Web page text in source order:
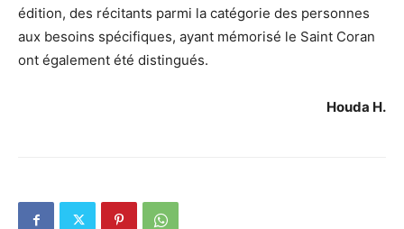
édition, des récitants parmi la catégorie des personnes
aux besoins spécifiques, ayant mémorisé le Saint Coran
ont également été distingués.
Houda H.